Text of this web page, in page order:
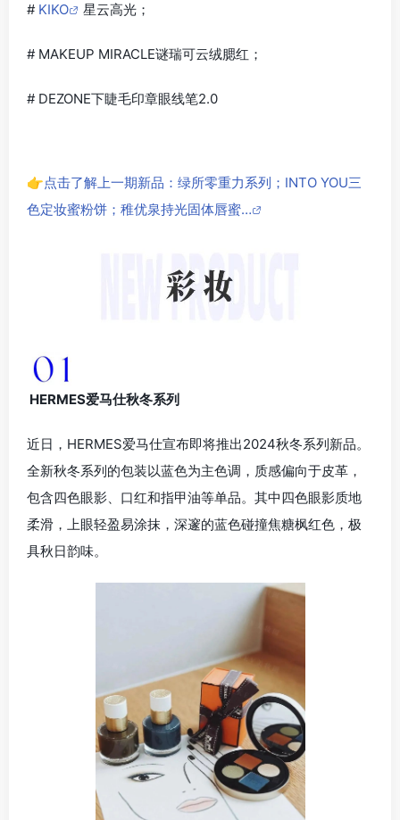
# KIKO 星云高光；
# MAKEUP MIRACLE谜瑞可云绒腮红；
# DEZONE下睫毛印章眼线笔2.0
👉点击了解上一期新品：绿所零重力系列；INTO YOU三
色定妆蜜粉饼；稚优泉持光固体唇蜜…
HERMES爱马仕秋冬系列
近日，HERMES爱马仕宣布即将推出2024秋冬系列新品。
全新秋冬系列的包装以蓝色为主色调，质感偏向于皮革，
包含四色眼影、口红和指甲油等单品。其中四色眼影质地
柔滑，上眼轻盈易涂抹，深邃的蓝色碰撞焦糖枫红色，极
具秋日韵味。